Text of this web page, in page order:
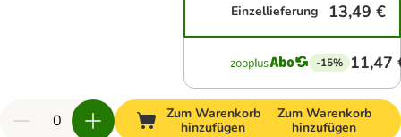
Einzellieferung 13,49 €
-15% 11,47
Zum Warenkorb
hinzufügen
Zum Warenkorb
hinzufügen